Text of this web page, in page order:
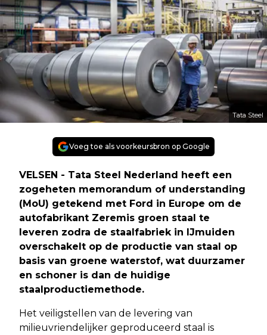
Tata Steel
Voeg toe als voorkeursbron op Google
VELSEN - Tata Steel Nederland heeft een
zogeheten memorandum of understanding
(MoU) getekend met Ford in Europe om de
autofabrikant Zeremis groen staal te
leveren zodra de staalfabriek in IJmuiden
overschakelt op de productie van staal op
basis van groene waterstof, wat duurzamer
en schoner is dan de huidige
staalproductiemethode.
Het veiligstellen van de levering van
milieuvriendelijker geproduceerd staal is